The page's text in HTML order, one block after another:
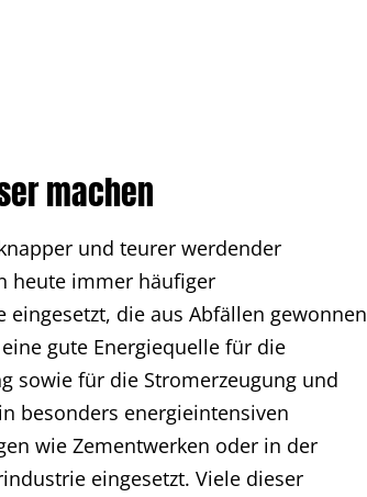
machen
und teurer werdender
heute immer häufiger
eingesetzt, die aus Abfällen gewonnen
gute Energiequelle für die
sowie für die Stromerzeugung und
besonders energieintensiven
wie Zementwerken oder in der
eingesetzt. Viele dieser